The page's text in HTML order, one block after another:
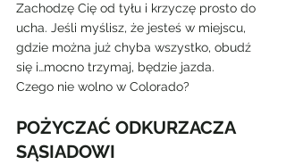
Zachodzę Cię od tyłu i krzyczę prosto do
ucha. Jeśli myślisz, że jesteś w miejscu,
gdzie można już chyba wszystko, obudź
się i…mocno trzymaj, będzie jazda.
Czego nie wolno w Colorado?
POŻYCZAĆ ODKURZACZA
SĄSIADOWI